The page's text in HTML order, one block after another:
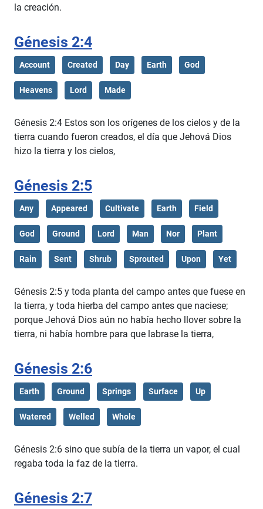
la creación.
Génesis 2:4
Account Created Day Earth God
Heavens Lord Made
Génesis 2:4 Estos son los orígenes de los cielos y de la
tierra cuando fueron creados, el día que Jehová Dios
hizo la tierra y los cielos,
Génesis 2:5
Any Appeared Cultivate Earth Field
God Ground Lord Man Nor Plant
Rain Sent Shrub Sprouted Upon Yet
Génesis 2:5 y toda planta del campo antes que fuese en
la tierra, y toda hierba del campo antes que naciese;
porque Jehová Dios aún no había hecho llover sobre la
tierra, ni había hombre para que labrase la tierra,
Génesis 2:6
Earth Ground Springs Surface Up
Watered Welled Whole
Génesis 2:6 sino que subía de la tierra un vapor, el cual
regaba toda la faz de la tierra.
Génesis 2:7